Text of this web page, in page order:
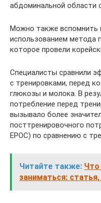
абдоминальной области
Можно также вспомнить
использованием метода
которое провели
Специалисты сравнили
с тренировками, перед
глюкозы и молока. В
потребление перед
вызывало более
посттренировочного
EPOC) по сравнению с
Читайте также: Что
заниматься: